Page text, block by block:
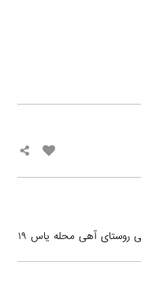
آهی محله یاس ۱۹